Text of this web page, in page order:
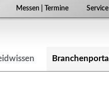
Messen | Termine Service
Branchenportal